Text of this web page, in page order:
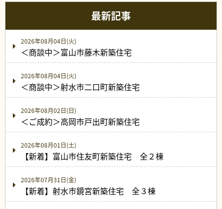
最新記事
2026年08月04日(火)
＜商談中＞富山市藤木新築住宅
2026年08月04日(火)
＜商談中＞射水市二口町新築住宅
2026年08月02日(日)
＜ご成約＞高岡市戸出町新築住宅
2026年08月01日(土)
【新着】富山市住友町新築住宅 全２棟
2026年07月31日(金)
【新着】射水市鏡宮新築住宅 全３棟